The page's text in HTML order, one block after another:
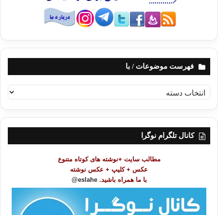
فهرست موضوعات / با
ه
ر
کانال تلگرام نوگرا
مطالب سایت +نوشته های کوتاه متنوع
عکس + کلیپ + عکس نوشته
با ما همراه باشید. eslahe@